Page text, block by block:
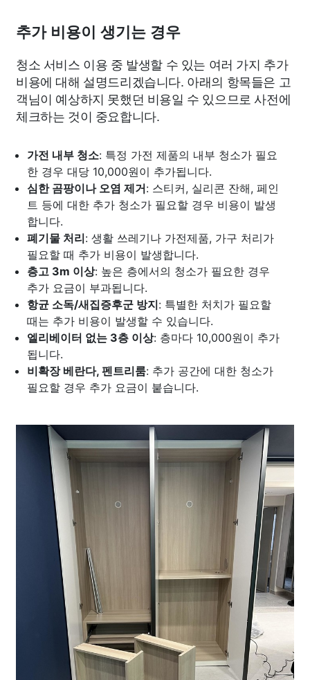
추가 비용이 생기는 경우
청소 서비스 이용 중 발생할 수 있는 여러 가지 추가
비용에 대해 설명드리겠습니다. 아래의 항목들은 고
객님이 예상하지 못했던 비용일 수 있으므로 사전에
체크하는 것이 중요합니다.
가전 내부 청소: 특정 가전 제품의 내부 청소가 필요
한 경우 대당 10,000원이 추가됩니다.
심한 곰팡이나 오염 제거: 스티커, 실리콘 잔해, 페인
트 등에 대한 추가 청소가 필요할 경우 비용이 발생
합니다.
폐기물 처리: 생활 쓰레기나 가전제품, 가구 처리가
필요할 때 추가 비용이 발생합니다.
층고 3m 이상: 높은 층에서의 청소가 필요한 경우
추가 요금이 부과됩니다.
항균 소독/새집증후군 방지: 특별한 처치가 필요할
때는 추가 비용이 발생할 수 있습니다.
엘리베이터 없는 3층 이상: 층마다 10,000원이 추가
됩니다.
비확장 베란다, 펜트리룸: 추가 공간에 대한 청소가
필요할 경우 추가 요금이 붙습니다.